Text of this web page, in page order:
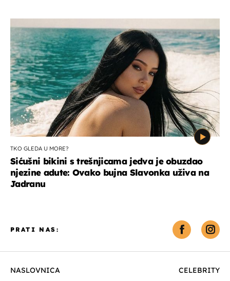
TKO GLEDA U MORE?
Sićušni bikini s trešnjicama jedva je obuzdao
njezine adute: Ovako bujna Slavonka uživa na
Jadranu
NASLOVNICA
CELEBRITY
PRATI NAS: